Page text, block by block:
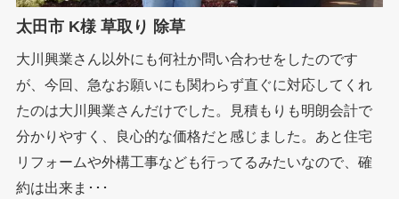
太田市 K様 草取り 除草
大川興業さん以外にも何社か問い合わせをしたのです
が、今回、急なお願いにも関わらず直ぐに対応してくれ
たのは大川興業さんだけでした。見積もりも明朗会計で
分かりやすく、良心的な価格だと感じました。あと住宅
リフォームや外構工事なども行ってるみたいなので、確
約は出来ま･･･